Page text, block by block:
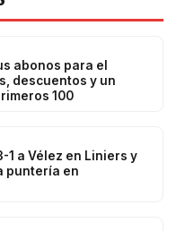
abonos para el
descuentos y un
100
1 a Vélez en Liniers y
puntería en